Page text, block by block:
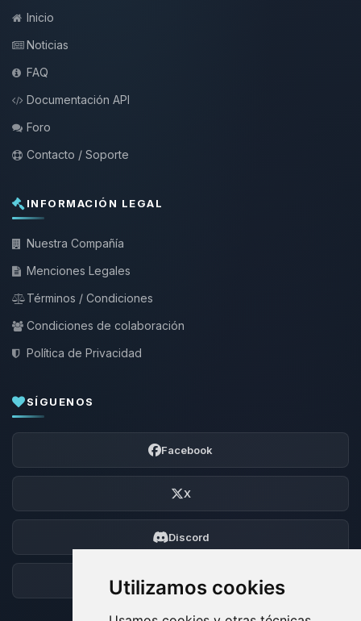
Utilizamos cookies
Inicio
Noticias
FAQ
Documentación API
Foro
Contacto / Soporte
INFORMACIÓN LEGAL
Nuestra Compañía
Menciones Legales
Términos / Condiciones
Condiciones de colaboración
Política de Privacidad
SÍGUENOS
Facebook
X
Discord
Foro